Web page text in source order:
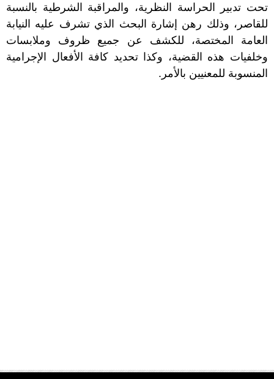
تحت تدبير الحراسة النظرية، والمراقبة الشرطية بالنسبة
للقاصر، وذلك رهن إشارة البحث الذي تشرف عليه النيابة
العامة المختصة، للكشف عن جميع ظروف وملابسات
وخلفيات هذه القضية، وكذا تحديد كافة الأفعال الإجرامية
المنسوبة للمعنيين بالأمر.